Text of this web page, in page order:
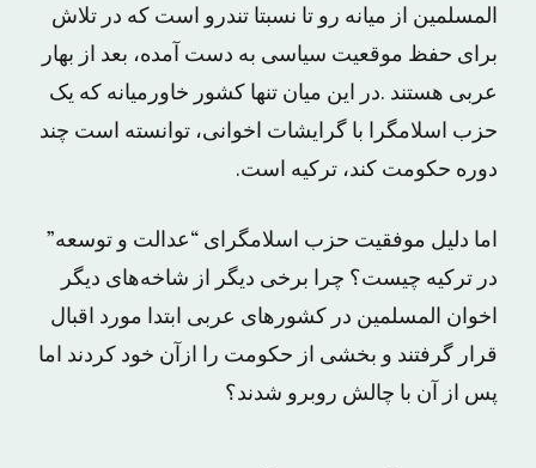
المسلمین از میانه رو تا نسبتا تندرو است که در تلاش
براى حفظ موقعیت سیاسى به دست آمده، بعد از بهار
عربى هستند .در این میان تنها کشور خاورمیانه که یک
حزب اسلامگرا با گرایشات اخوانى، توانسته است چند
دوره حکومت کند، ترکیه است.
اما دلیل موفقیت حزب اسلامگراى “عدالت و توسعه”
در ترکیه چیست؟ چرا برخی دیگر از شاخه‌هاى دیگر
اخوان المسلمین در کشورهاى عربى ابتدا مورد اقبال
قرار گرفتند و بخشى از حکومت را ازآن خود کردند اما
پس از آن با چالش روبرو شدند؟